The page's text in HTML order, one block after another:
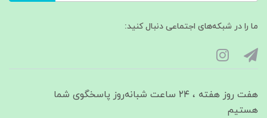
ما را در شبکه‌های اجتماعی دنبال کنید:
هفت روز هفته ، ۲۴ ساعت شبانه‌روز پاسخگوی شما
هستیم